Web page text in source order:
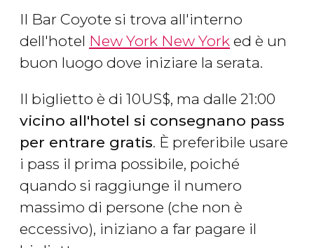
Il Bar Coyote si trova all'interno
dell'hotel New York New York ed è un
buon luogo dove iniziare la serata.
Il biglietto è di 10US$, ma dalle 21:00
vicino all'hotel si consegnano pass
per entrare gratis. È preferibile usare
i pass il prima possibile, poiché
quando si raggiunge il numero
massimo di persone (che non è
eccessivo), iniziano a far pagare il